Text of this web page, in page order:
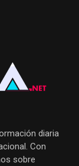
diaria
Con
sobre